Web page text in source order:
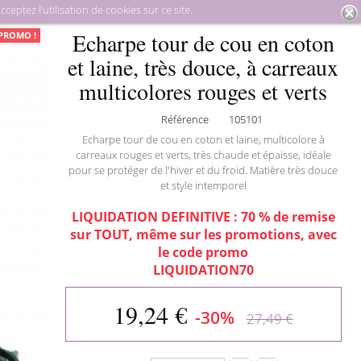
l’utilisation de cookies sur ce site.
hiver
carreaux multicolores rouges et verts
! Echarpe tour de cou en coton
et laine, très douce, à carreaux
multicolores rouges et verts
Référence
105101
Echarpe tour de cou en coton et laine, multicolore à
carreaux rouges et verts, très chaude et épaisse, idéale
pour se protéger de l'hiver et du froid. Matière très douce
et style intemporel
LIQUIDATION DEFINITIVE : 70 % de remise
sur TOUT, même sur les promotions, avec
le code promo
LIQUIDATION70
19,24 € -30% 27,49 €